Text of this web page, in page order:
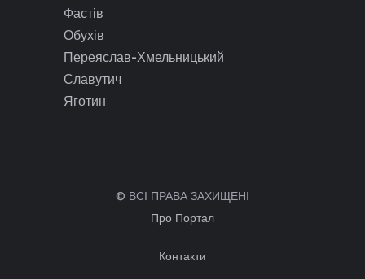
Фастів
Обухів
Переяслав-Хмельницький
Славутич
Яготин
© ВСІ ПРАВА ЗАХИЩЕНІ
Про Портал
Контакти